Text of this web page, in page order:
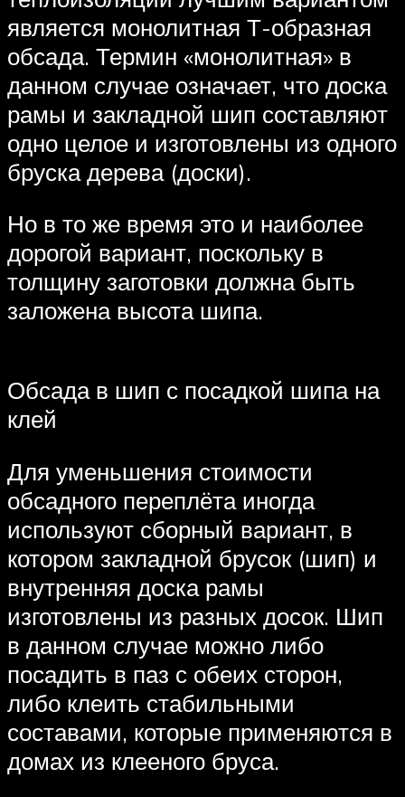
является монолитная Т-образная
обсада. Термин «монолитная» в
данном случае означает, что доска
рамы и закладной шип составляют
одно целое и изготовлены из одного
бруска дерева (доски).
Но в то же время это и наиболее
дорогой вариант, поскольку в
толщину заготовки должна быть
заложена высота шипа.
Обсада в шип с посадкой шипа на
клей
Для уменьшения стоимости
обсадного переплёта иногда
используют сборный вариант, в
котором закладной брусок (шип) и
внутренняя доска рамы
изготовлены из разных досок. Шип
в данном случае можно либо
посадить в паз с обеих сторон,
либо клеить стабильными
составами, которые применяются в
домах из клееного бруса.